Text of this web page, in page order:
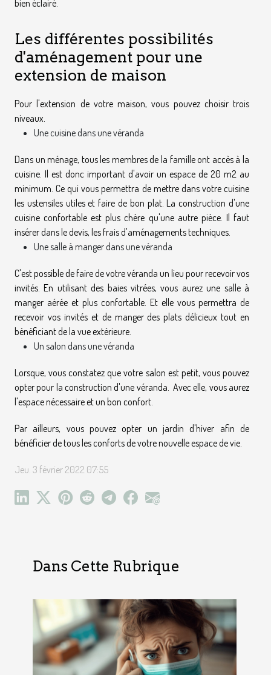
bien éclairé.
Les différentes possibilités
d'aménagement pour une
extension de maison
Pour l'extension de votre maison, vous pouvez choisir trois
niveaux.
Une cuisine dans une véranda
Dans un ménage, tous les membres de la famille ont accès à la
cuisine. Il est donc important d'avoir un espace de 20 m2 au
minimum. Ce qui vous permettra de mettre dans votre cuisine
les ustensiles utiles et faire de bon plat. La construction d'une
cuisine confortable est plus chère qu'une autre pièce. Il faut
insérer dans le devis, les frais d'aménagements techniques.
Une salle à manger dans une véranda
C'est possible de faire de votre véranda un lieu pour recevoir vos
invités. En utilisant des baies vitrées, vous aurez une salle à
manger aérée et plus confortable. Et elle vous permettra de
recevoir vos invités et de manger des plats délicieux tout en
bénéficiant de la vue extérieure.
Un salon dans une véranda
Lorsque, vous constatez que votre salon est petit, vous pouvez
opter pour la construction d'une véranda. Avec elle, vous aurez
l'espace nécessaire et un bon confort.
Par ailleurs, vous pouvez opter un jardin d'hiver afin de
bénéficier de tous les conforts de votre nouvelle espace de vie.
Jeu. 3 février 2022 07:55
Dans Cette Rubrique